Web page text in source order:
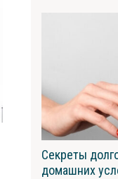
Секреты
домашних